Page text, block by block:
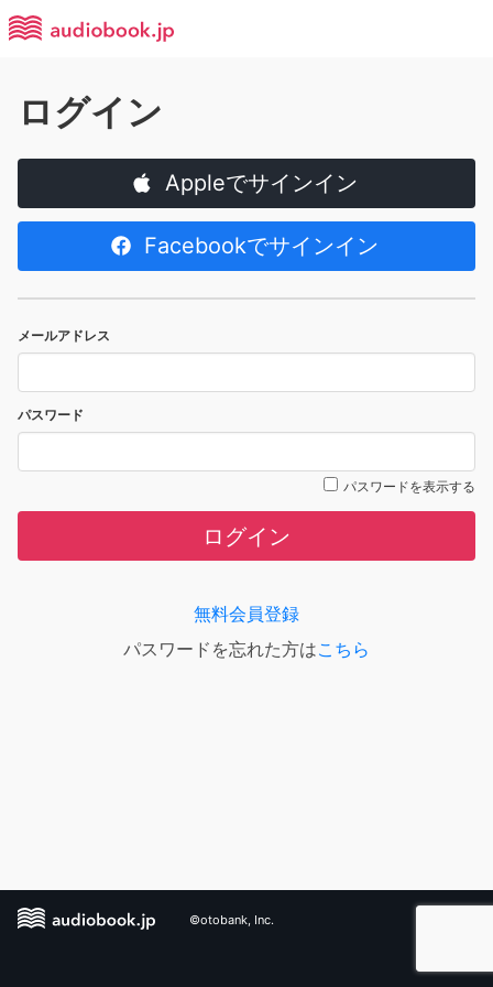
ログイン
Appleでサインイン
Facebookでサインイン
メールアドレス
パスワード
パスワードを表示する
ログイン
無料会員登録
パスワードを忘れた方はこちら
©otobank, Inc.